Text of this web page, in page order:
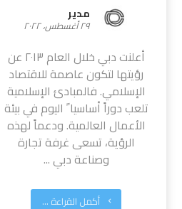
مدیر
٢٩ أغسطس، ٢٠٢٢
أعلنت دبي خلال العام ٢٠١٣ عن
رؤيتها لتكون عاصمة للاقتصاد
الإسلامي. فالمبادئ الإسلامية
تلعب دوراً أساسيا ً اليوم في بيئة
الأعمال العالمية. ودعماً لهذه
الرؤية، تسعى غرفة تجارة
وصناعة دبي ...
أكمل القراءة ...